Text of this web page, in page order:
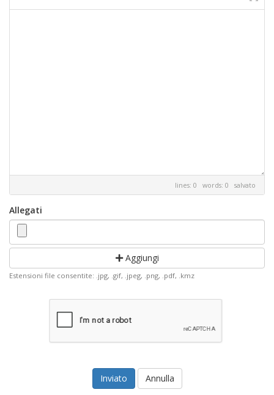
lines: 0 words: 0 salvato
Allegati
Aggiungi
Estensioni file consentite: .jpg, .gif, .jpeg, .png, .pdf, .kmz
Annulla